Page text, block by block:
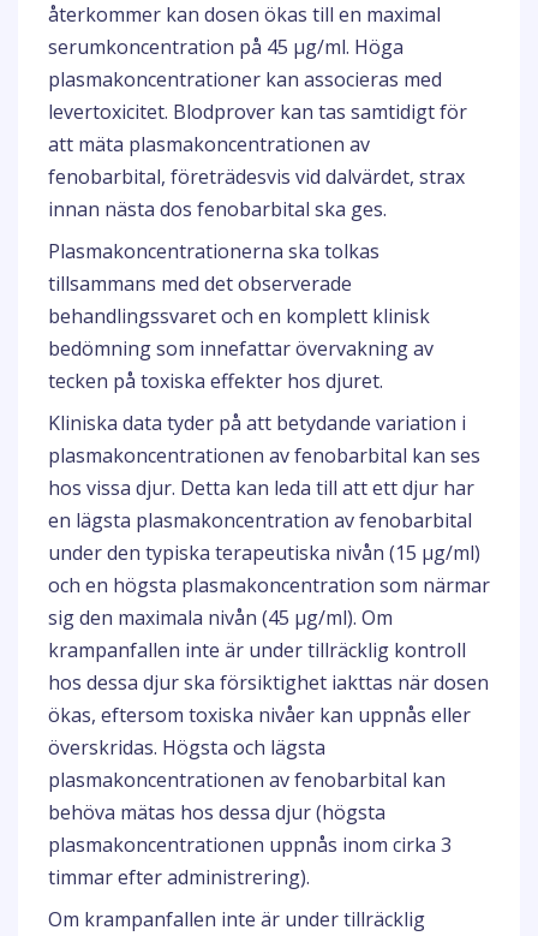
återkommer kan dosen ökas till en maximal
serumkoncentration på 45 µg/ml. Höga
plasmakoncentrationer kan associeras med
levertoxicitet. Blodprover kan tas samtidigt för
att mäta plasmakoncentrationen av
fenobarbital, företrädesvis vid dalvärdet, strax
innan nästa dos fenobarbital ska ges.
Plasmakoncentrationerna ska tolkas
tillsammans med det observerade
behandlingssvaret och en komplett klinisk
bedömning som innefattar övervakning av
tecken på toxiska effekter hos djuret.
Kliniska data tyder på att betydande variation i
plasmakoncentrationen av fenobarbital kan ses
hos vissa djur. Detta kan leda till att ett djur har
en lägsta plasmakoncentration av fenobarbital
under den typiska terapeutiska nivån (15 µg/ml)
och en högsta plasmakoncentration som närmar
sig den maximala nivån (45 µg/ml). Om
krampanfallen inte är under tillräcklig kontroll
hos dessa djur ska försiktighet iakttas när dosen
ökas, eftersom toxiska nivåer kan uppnås eller
överskridas. Högsta och lägsta
plasmakoncentrationen av fenobarbital kan
behöva mätas hos dessa djur (högsta
plasmakoncentrationen uppnås inom cirka 3
timmar efter administrering).
Om krampanfallen inte är under tillräcklig